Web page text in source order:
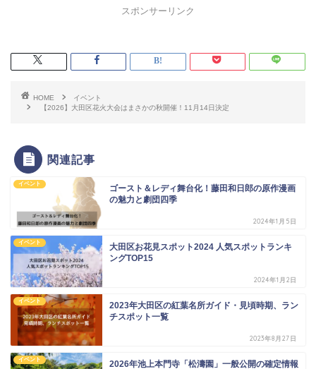
スポンサーリンク
HOME
イベント
【2026】大田区花火大会はまさかの秋開催！11月14日決定
関連記事
イベント
ゴースト＆レディ舞台化！藤田和日郎の原作漫画
の魅力と劇団四季
2024年1月5日
イベント
大田区お花見スポット2024 人気スポットランキ
ングTOP15
2024年1月2日
イベント
2023年大田区の紅葉名所ガイド・見頃時期、ラン
チスポット一覧
2023年8月27日
イベント
2026年池上本門寺「松濤園」一般公開の確定情報